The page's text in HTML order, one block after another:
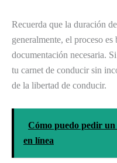
Recuerda que la duración
generalmente, el proceso
documentación necesaria.
tu carnet de conducir sin
de la libertad de conducir.
Cómo puedo pedir
en línea